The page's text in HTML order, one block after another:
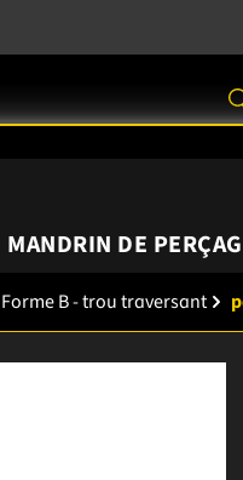
MANDRIN DE
Forme B - trou traversant